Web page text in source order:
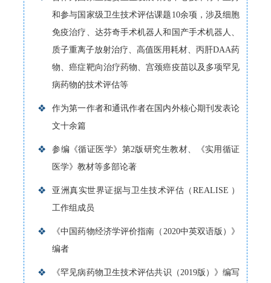
和参与国家级卫生技术评估课题10余项，涉及细胞
免疫治疗、达芬奇手术机器人和国产手术机器人、
质子重离子放射治疗、高值医用耗材、丙肝DAA药
物、癌症靶向治疗药物、宫颈癌疫苗以及多项罕见
病药物的技术评估等
❖
作为第一作者和通讯作者在国内外核心期刊发表论
文十余篇
❖
参编《循证医学》第2版研究生教材、《实用循证
医学》教材等多部论著
❖
亚洲真实世界证据与卫生技术评估（REALISE ）
工作组成员
❖
《中国药物经济学评价指南（2020中英双语版）》
编者
❖ 《罕见病药物卫生技术评估共识（2019版）》编写